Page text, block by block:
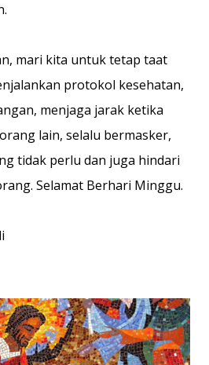
mari kita untuk tetap taat
protokol kesehatan,
menjaga jarak ketika
lain, selalu bermasker,
tidak perlu dan juga hindari
Selamat Berhari Minggu.